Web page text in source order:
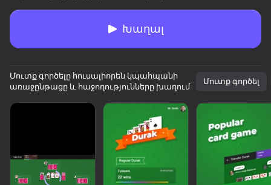
Խաղալ
Մուտք գործելը հուսալիորեն կպահպանի
առաջընթացը և հաջողությունները խաղում
Մուտք գործել